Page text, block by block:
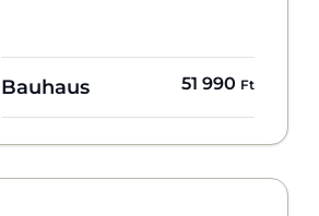
Bauhaus 51 990 Ft